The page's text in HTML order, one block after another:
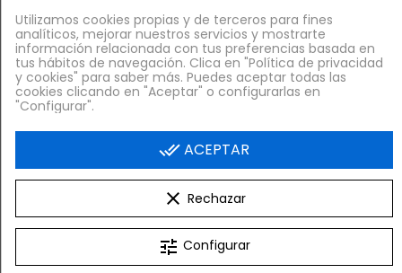
 ¡AL CARRITO!  ¡AL CARRITO!
Venta Exclusiva Online Venta Exclusiva Online
Utilizamos cookies propias y de terceros para fines
analíticos, mejorar nuestros servicios y mostrarte
información relacionada con tus preferencias basada en
tus hábitos de navegación. Clica en "Política de privacidad
y cookies" para saber más. Puedes aceptar todas las
cookies clicando en "Aceptar" o configurarlas en
"Configurar".
done_all ACEPTAR
clear Rechazar
tune Configurar